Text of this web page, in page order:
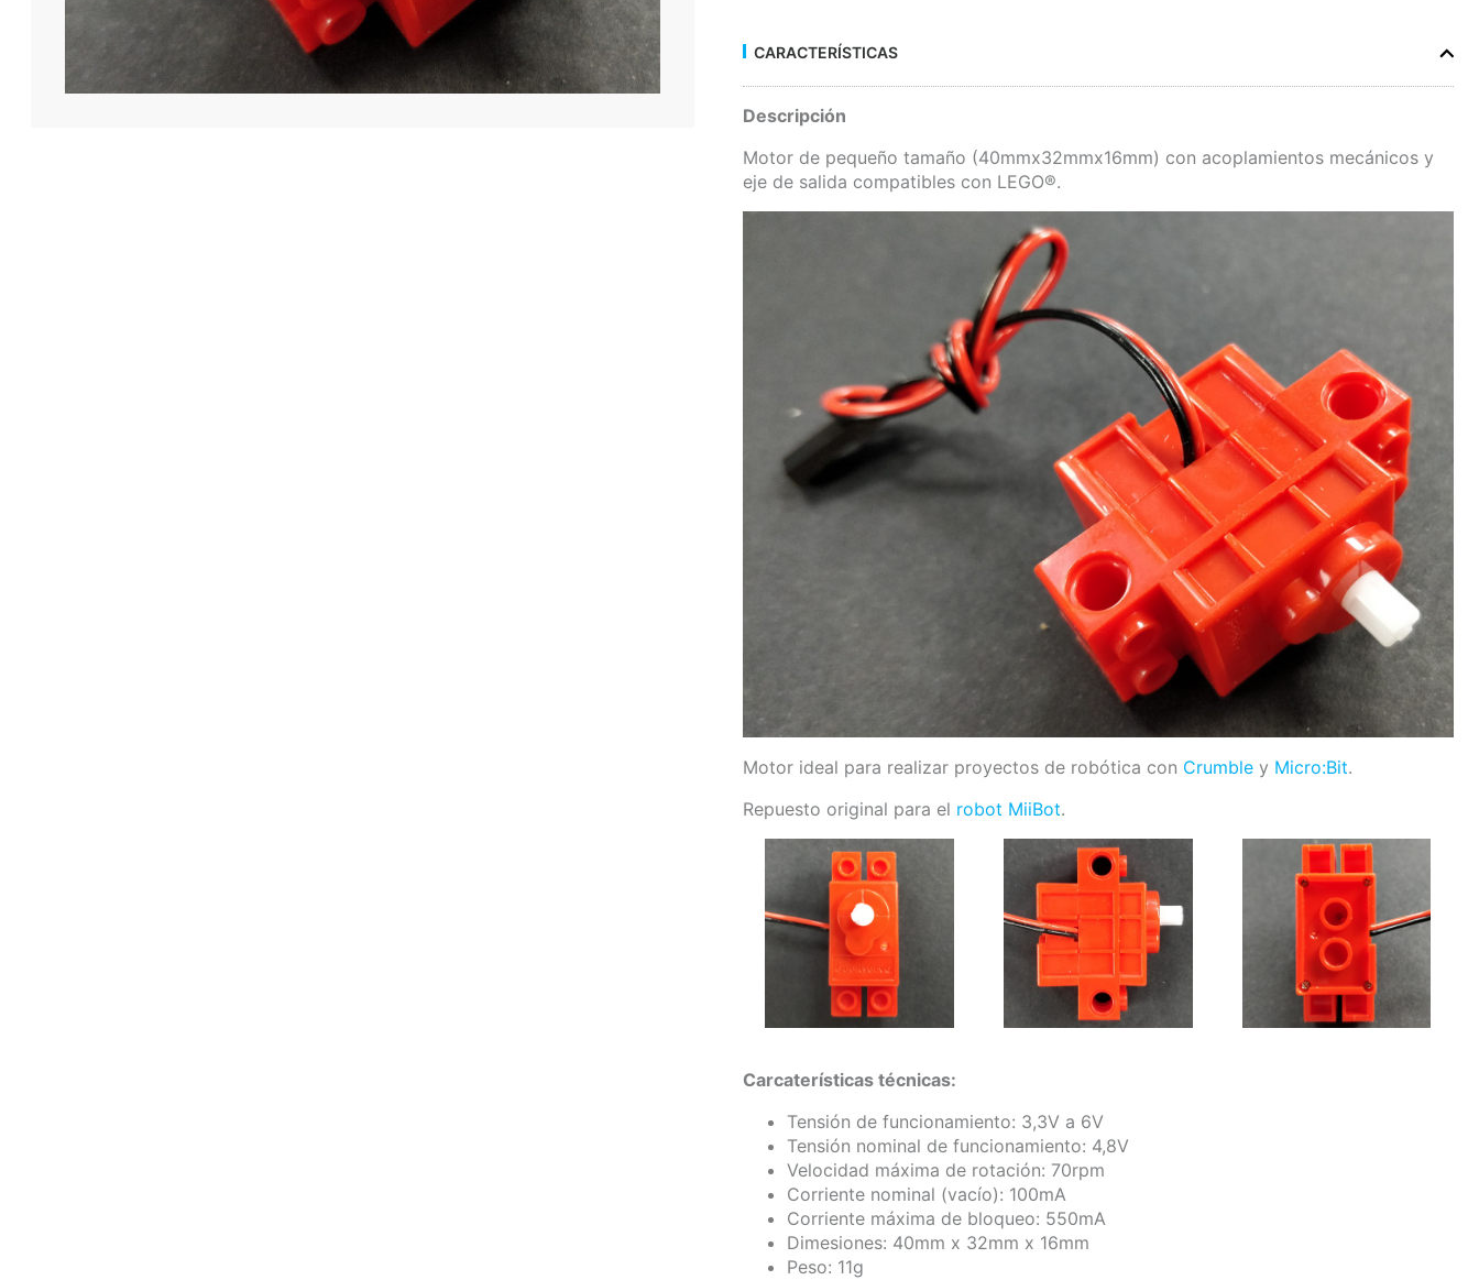
CARACTERÍSTICAS
Descripción
Motor de pequeño tamaño (40mmx32mmx16mm) con acoplamientos mecánicos y
eje de salida compatibles con LEGO®.
Motor ideal para realizar proyectos de robótica con Crumble y Micro:Bit.
Repuesto original para el robot MiiBot.
Carcaterísticas técnicas:
Tensión de funcionamiento: 3,3V a 6V
Tensión nominal de funcionamiento: 4,8V
Velocidad máxima de rotación: 70rpm
Corriente nominal (vacío): 100mA
Corriente máxima de bloqueo: 550mA
Dimesiones: 40mm x 32mm x 16mm
Peso: 11g